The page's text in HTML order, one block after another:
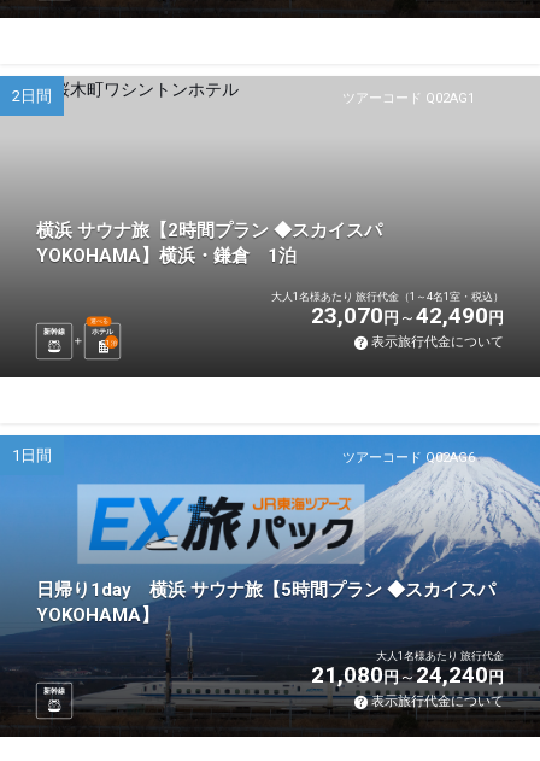
ツアーコード Q02AG1
2日間
横浜 サウナ旅【2時間プラン ◆スカイスパ
YOKOHAMA】横浜・鎌倉 1泊
新幹線 ホテル
選べる
1 泊
大人1名様あたり 旅行代金（1～4名1室・税込）
23,070 円 42,490 円
表示旅行代金について
ツアーコード Q02AG6
1日間
日帰り1day 横浜 サウナ旅【5時間プラン ◆スカイスパ
YOKOHAMA】
新幹線
大人1名様あたり 旅行代金
21,080円 24,240円
表示旅行代金について